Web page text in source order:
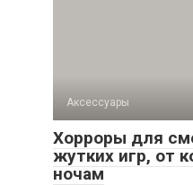
Аксессуары
Хорроры для
жутких игр, от
ночам